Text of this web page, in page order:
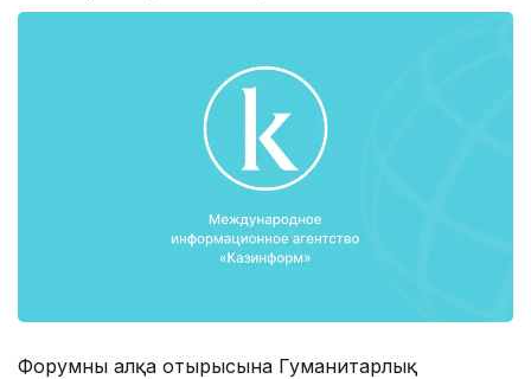
Форумның алқа отырысына Гуманитарлық